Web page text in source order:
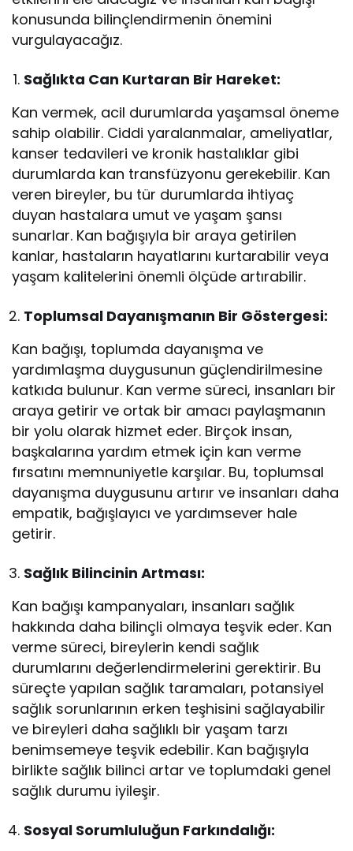
konusunda bilinçlendirmenin önemini
vurgulayacağız.
Sağlıkta Can Kurtaran Bir Hareket:
Kan vermek, acil durumlarda yaşamsal öneme
sahip olabilir. Ciddi yaralanmalar, ameliyatlar,
kanser tedavileri ve kronik hastalıklar gibi
durumlarda kan transfüzyonu gerekebilir. Kan
veren bireyler, bu tür durumlarda ihtiyaç
duyan hastalara umut ve yaşam şansı
sunarlar. Kan bağışıyla bir araya getirilen
kanlar, hastaların hayatlarını kurtarabilir veya
yaşam kalitelerini önemli ölçüde artırabilir.
Toplumsal Dayanışmanın Bir Göstergesi:
Kan bağışı, toplumda dayanışma ve
yardımlaşma duygusunun güçlendirilmesine
katkıda bulunur. Kan verme süreci, insanları bir
araya getirir ve ortak bir amacı paylaşmanın
bir yolu olarak hizmet eder. Birçok insan,
başkalarına yardım etmek için kan verme
fırsatını memnuniyetle karşılar. Bu, toplumsal
dayanışma duygusunu artırır ve insanları daha
empatik, bağışlayıcı ve yardımsever hale
getirir.
Sağlık Bilincinin Artması:
Kan bağışı kampanyaları, insanları sağlık
hakkında daha bilinçli olmaya teşvik eder. Kan
verme süreci, bireylerin kendi sağlık
durumlarını değerlendirmelerini gerektirir. Bu
süreçte yapılan sağlık taramaları, potansiyel
sağlık sorunlarının erken teşhisini sağlayabilir
ve bireyleri daha sağlıklı bir yaşam tarzı
benimsemeye teşvik edebilir. Kan bağışıyla
birlikte sağlık bilinci artar ve toplumdaki genel
sağlık durumu iyileşir.
Sosyal Sorumluluğun Farkındalığı: